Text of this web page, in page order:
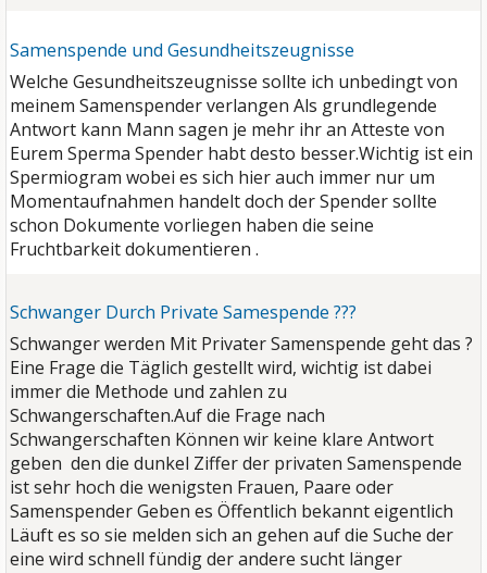
Samenspende und Gesundheitszeugnisse
Welche Gesundheitszeugnisse sollte ich unbedingt von
meinem Samenspender verlangen Als grundlegende
Antwort kann Mann sagen je mehr ihr an Atteste von
Eurem Sperma Spender habt desto besser.Wichtig ist ein
Spermiogram wobei es sich hier auch immer nur um
Momentaufnahmen handelt doch der Spender sollte
schon Dokumente vorliegen haben die seine
Fruchtbarkeit dokumentieren .
Schwanger Durch Private Samespende ???
Schwanger werden Mit Privater Samenspende geht das ?
Eine Frage die Täglich gestellt wird, wichtig ist dabei
immer die Methode und zahlen zu
Schwangerschaften.Auf die Frage nach
Schwangerschaften Können wir keine klare Antwort
geben den die dunkel Ziffer der privaten Samenspende
ist sehr hoch die wenigsten Frauen, Paare oder
Samenspender Geben es Öffentlich bekannt eigentlich
Läuft es so sie melden sich an gehen auf die Suche der
eine wird schnell fündig der andere sucht länger